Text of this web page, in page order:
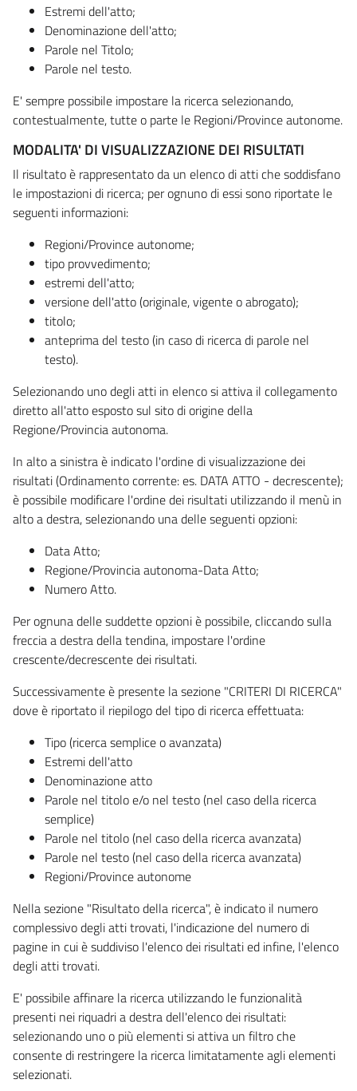
Estremi dell'atto;
Denominazione dell'atto;
Parole nel Titolo;
Parole nel testo.
E' sempre possibile impostare la ricerca selezionando,
contestualmente, tutte o parte le Regioni/Province autonome.
MODALITA' DI VISUALIZZAZIONE DEI RISULTATI
Il risultato è rappresentato da un elenco di atti che soddisfano
le impostazioni di ricerca; per ognuno di essi sono riportate le
seguenti informazioni:
Regioni/Province autonome;
tipo provvedimento;
estremi dell'atto;
versione dell'atto (originale, vigente o abrogato);
titolo;
anteprima del testo (in caso di ricerca di parole nel
testo).
Selezionando uno degli atti in elenco si attiva il collegamento
diretto all'atto esposto sul sito di origine della
Regione/Provincia autonoma.
In alto a sinistra è indicato l'ordine di visualizzazione dei
risultati (Ordinamento corrente: es. DATA ATTO - decrescente);
è possibile modificare l'ordine dei risultati utilizzando il menù in
alto a destra, selezionando una delle seguenti opzioni:
Data Atto;
Regione/Provincia autonoma-Data Atto;
Numero Atto.
Per ognuna delle suddette opzioni è possibile, cliccando sulla
freccia a destra della tendina, impostare l'ordine
crescente/decrescente dei risultati.
Successivamente è presente la sezione "CRITERI DI RICERCA"
dove è riportato il riepilogo del tipo di ricerca effettuata:
Tipo (ricerca semplice o avanzata)
Estremi dell'atto
Denominazione atto
Parole nel titolo e/o nel testo (nel caso della ricerca
semplice)
Parole nel titolo (nel caso della ricerca avanzata)
Parole nel testo (nel caso della ricerca avanzata)
Regioni/Province autonome
Nella sezione "Risultato della ricerca", è indicato il numero
complessivo degli atti trovati, l'indicazione del numero di
pagine in cui è suddiviso l'elenco dei risultati ed infine, l'elenco
degli atti trovati.
E' possibile affinare la ricerca utilizzando le funzionalità
presenti nei riquadri a destra dell'elenco dei risultati:
selezionando uno o più elementi si attiva un filtro che
consente di restringere la ricerca limitatamente agli elementi
selezionati.